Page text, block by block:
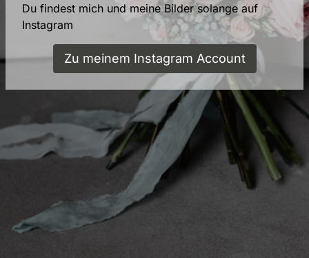
Du findest mich und meine Bilder solange auf
Instagram
Zu meinem Instagram Account